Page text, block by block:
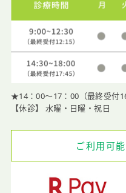
★14：00〜17：00（最終受付
【休診】 水曜・日曜・祝日
ご利用可